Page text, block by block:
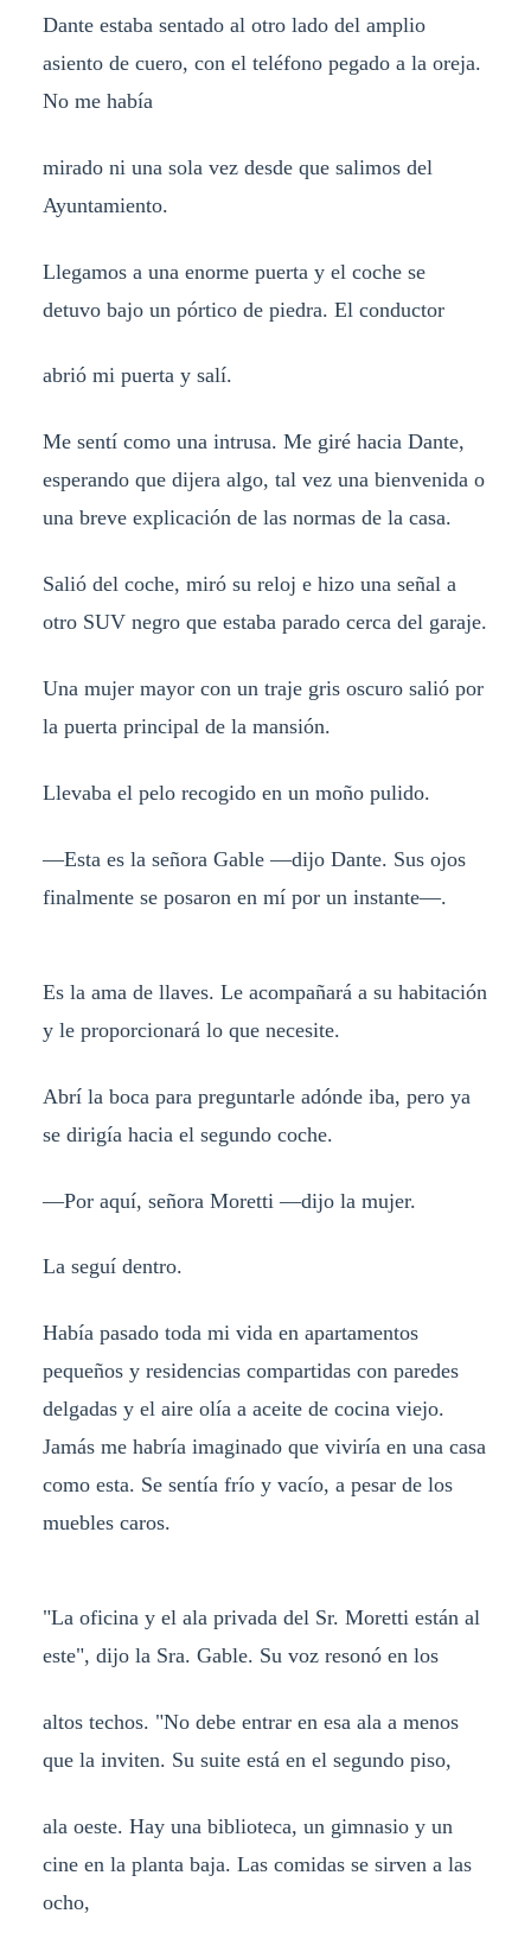
Dante estaba sentado al otro lado del amplio
asiento de cuero, con el teléfono pegado a la oreja.
No me había
mirado ni una sola vez desde que salimos del
Ayuntamiento.
Llegamos a una enorme puerta y el coche se
detuvo bajo un pórtico de piedra. El conductor
abrió mi puerta y salí.
Me sentí como una intrusa. Me giré hacia Dante,
esperando que dijera algo, tal vez una bienvenida o
una breve explicación de las normas de la casa.
Salió del coche, miró su reloj e hizo una señal a
otro SUV negro que estaba parado cerca del garaje.
Una mujer mayor con un traje gris oscuro salió por
la puerta principal de la mansión.
Llevaba el pelo recogido en un moño pulido.
—Esta es la señora Gable —dijo Dante. Sus ojos
finalmente se posaron en mí por un instante—.
Es la ama de llaves. Le acompañará a su habitación
y le proporcionará lo que necesite.
Abrí la boca para preguntarle adónde iba, pero ya
se dirigía hacia el segundo coche.
—Por aquí, señora Moretti —dijo la mujer.
La seguí dentro.
Había pasado toda mi vida en apartamentos
pequeños y residencias compartidas con paredes
delgadas y el aire olía a aceite de cocina viejo.
Jamás me habría imaginado que viviría en una casa
como esta. Se sentía frío y vacío, a pesar de los
muebles caros.
"La oficina y el ala privada del Sr. Moretti están al
este", dijo la Sra. Gable. Su voz resonó en los
altos techos. "No debe entrar en esa ala a menos
que la inviten. Su suite está en el segundo piso,
ala oeste. Hay una biblioteca, un gimnasio y un
cine en la planta baja. Las comidas se sirven a las
ocho,